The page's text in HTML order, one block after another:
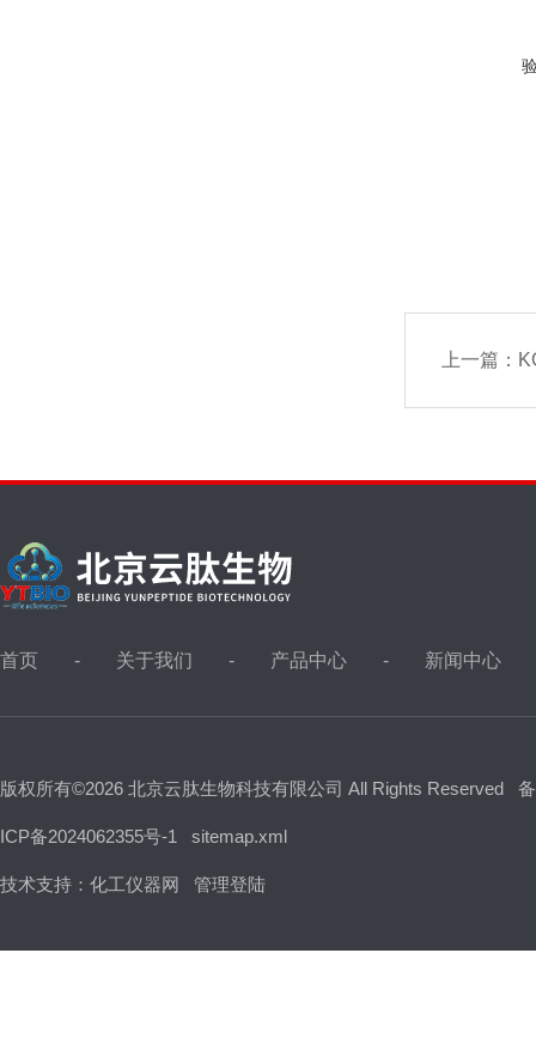
上一篇：
首页 关于我们 产品中心 新闻中心
版权所有©2026 北京云肽生物科技有限公司 All Rights Reserved
ICP备2024062355号-1 sitemap.xml
技术支持： 化工仪器网 管理登陆